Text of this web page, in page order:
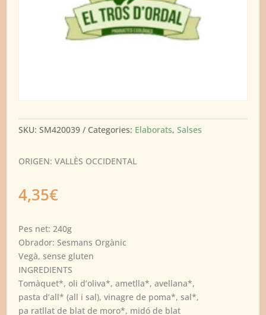
SKU:SM420039 Categories: Elaborats,Salses
ORIGEN: VALLÈS OCCIDENTAL
4,35€
Pes net: 240g
Obrador: Sesmans Orgànic
Vegà, sense gluten
INGREDIENTS
Tomàquet*, oli d’oliva*, ametlla*, avellana*,
pasta d’all* (all i sal), vinagre de poma*, sal*,
pa ratllat de blat de moro*, midó de blat